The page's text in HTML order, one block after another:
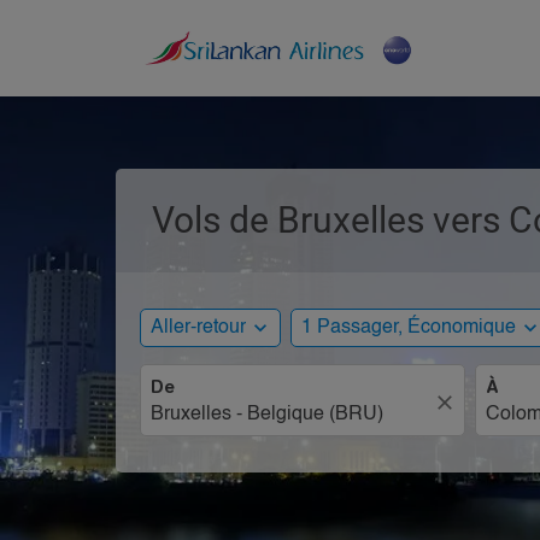
Vols de Bruxelles vers
Aller-retour expand_more 1 Passager, Économique expand_more
De
close
À